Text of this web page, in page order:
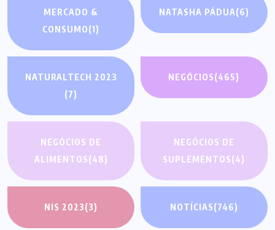
MERCADO &
CONSUMO(1)
NATASHA PÁDUA(6)
NATURALTECH 2023
(7)
NEGÓCIOS(465)
NEGÓCIOS DE
ALIMENTOS(48)
NEGÓCIOS DE
SUPLEMENTOS(4)
NIS 2023(3) NOTÍCIAS(746)